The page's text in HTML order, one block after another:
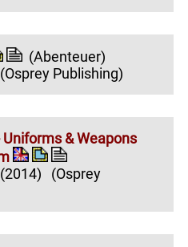
(Abenteuer)
(Osprey Publishing)
& Weapons
(2014)
(Osprey